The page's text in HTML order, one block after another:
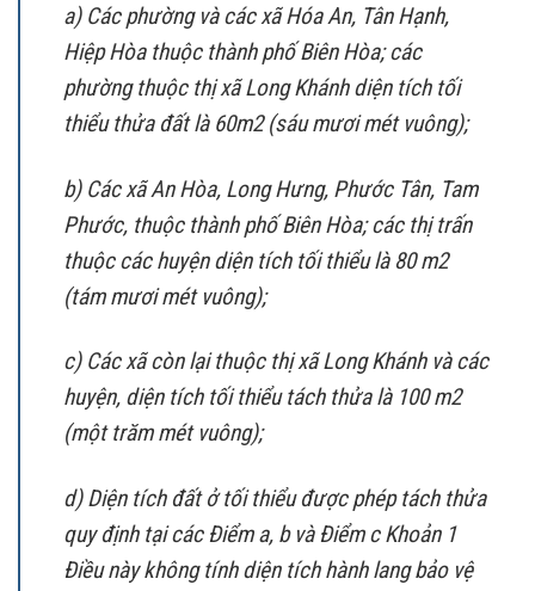
a) Các phường và các xã Hóa An, Tân Hạnh,
Hiệp Hòa thuộc thành phố Biên Hòa; các
phường thuộc thị xã Long Khánh diện tích tối
thiểu thửa đất là 60m2 (sáu mươi mét vuông);
b) Các xã An Hòa, Long Hưng, Phước Tân, Tam
Phước, thuộc thành phố Biên Hòa; các thị trấn
thuộc các huyện diện tích tối thiểu là 80 m2
(tám mươi mét vuông);
c) Các xã còn lại thuộc thị xã Long Khánh và các
huyện, diện tích tối thiểu tách thửa là 100 m2
(một trăm mét vuông);
d) Diện tích đất ở tối thiểu được phép tách thửa
quy định tại các Điểm a, b và Điểm c Khoản 1
Điều này không tính diện tích hành lang bảo vệ